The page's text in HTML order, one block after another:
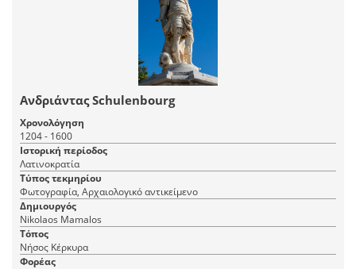
Ανδριάντας Schulenbourg
Χρονολόγηση
1204 - 1600
Ιστορική περίοδος
Λατινοκρατία
Τύπος τεκμηρίου
Φωτογραφία, Αρχαιολογικό αντικείμενο
Δημιουργός
Nikolaos Mamalos
Τόπος
Νήσος Κέρκυρα
Φορέας